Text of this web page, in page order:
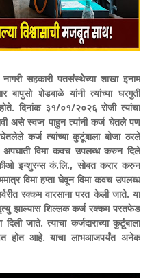
नागरी सहकारी पतसंस्थेच्या शाखा इनाम
शेडबाळे यांनी त्यांच्या घरगुती
दिनांक ३१/०१/२०२६ रोजी त्यांचा
असे स्वप्न पाहुन त्यांनी कर्ज घेतले पण
कर्ज त्यांच्या कुटूंबाला बोजा ठरले
अपघाती विमा कवच उपलब्ध करुन दिले
इन्शुरन्स कं.लि., सोबत करार करुन
विमा हप्ता घेवून विमा कवच उपलब्ध
रक्कम वारसाना परत केली जाते. या
मृत्यु झाल्यास शिल्लक कर्ज रक्कम परतफेड
दिली जाते. त्याचा कर्जदाराच्या कुटूंबाला
होत आहे. याचा लाभआजपर्यंत अनेक